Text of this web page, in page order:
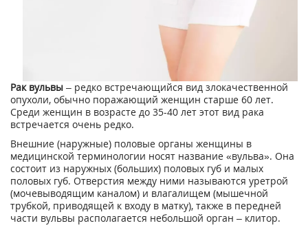
Рак вульвы – редко встречающийся вид злокачественной
опухоли, обычно поражающий женщин старше 60 лет.
Среди женщин в возрасте до 35-40 лет этот вид рака
встречается очень редко.
Внешние (наружные) половые органы женщины в
медицинской терминологии носят название «вульва». Она
состоит из наружных (больших) половых губ и малых
половых губ. Отверстия между ними называются уретрой
(мочевыводящим каналом) и влагалищем (мышечной
трубкой, приводящей к входу в матку), также в передней
части вульвы располагается небольшой орган – клитор.